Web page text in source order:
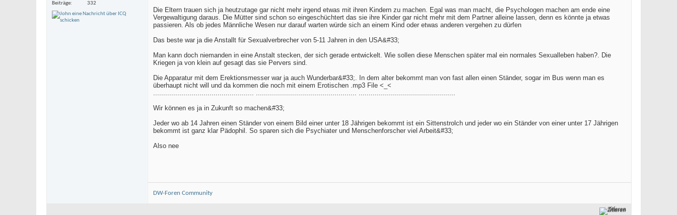
Beiträge
332
Die Eltern trauen sich ja heutzutage gar nicht mehr irgend etwas mit ihren Kindern zu machen. Egal was man macht, die Psychologen machen am ende eine
Vergewaltigung daraus. Die Mütter sind schon so eingeschüchtert das sie ihre Kinder gar nicht mehr mit dem Partner alleine lassen, denn es könnte ja etwas
passieren. Als ob jedes Männliche Wesen nur darauf warten würde sich an einem Kind oder etwas anderen vergehen zu dürfen
Das beste war ja die Anstallt für Sexualverbrecher von 5-11 Jahren in den USA&#33;
Man kann doch niemanden in eine Anstalt stecken, der sich gerade entwickelt. Wie sollen diese Menschen später mal ein normales Sexualleben haben?. Die
Kriegen ja von klein auf gesagt das sie Pervers sind.
Die Apparatur mit dem Erektionsmesser war ja auch Wunderbar&#33;. In dem alter bekommt man von fast allen einen Ständer, sogar im Bus wenn man es
überhaupt nicht will und da kommen die noch mit einem Erotischen .mp3 File <_<
.................................................. .................................................. ................................................
Wir können es ja in Zukunft so machen&#33;
Jeder wo ab 14 Jahren einen Ständer von einem Bild einer unter 18 Jährigen bekommt ist ein Sittenstrolch und jeder wo ein Ständer von einer unter 17 Jährigen
bekommt ist ganz klar Pädophil. So sparen sich die Psychiater und Menschenforscher viel Arbeit&#33;
Also nee
DW-Foren Community
Zitieren